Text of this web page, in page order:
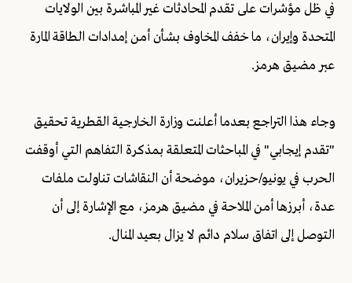
في ظل مؤشرات على تقدم المحادثات غير المباشرة بين الولايات
المتحدة وإيران، ما خفف المخاوف بشأن أمن إمدادات الطاقة المارة
عبر مضيق هرمز.
وجاء هذا التراجع بعدما أعلنت وزارة الخارجية القطرية تحقيق
"تقدم إيجابي" في المباحثات المتعلقة بمذكرة التفاهم التي أوقفت
الحرب في يونيو/حزيران، موضحة أن النقاشات تناولت ملفات
عدة، أبرزها أمن الملاحة في مضيق هرمز، مع الإشارة إلى أن
التوصل إلى اتفاق سلام دائم لا يزال بعيد المنال.